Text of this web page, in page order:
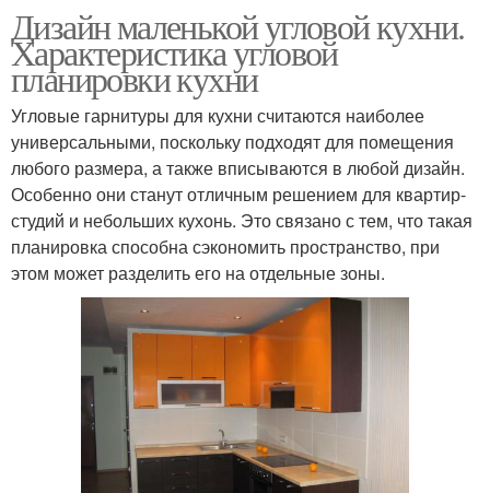
Дизайн маленькой угловой кухни.
Характеристика угловой
планировки кухни
Угловые гарнитуры для кухни считаются наиболее
универсальными, поскольку подходят для помещения
любого размера, а также вписываются в любой дизайн.
Особенно они станут отличным решением для квартир-
студий и небольших кухонь. Это связано с тем, что такая
планировка способна сэкономить пространство, при
этом может разделить его на отдельные зоны.